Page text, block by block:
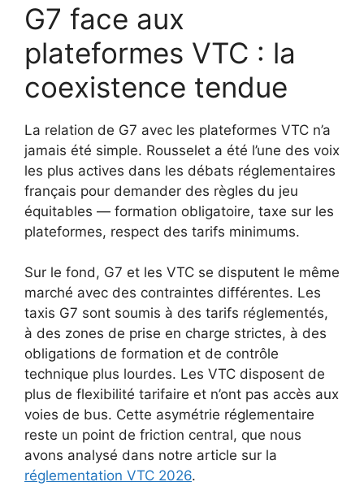
G7 face aux
plateformes VTC : la
coexistence tendue
La relation de G7 avec les plateformes VTC n’a
jamais été simple. Rousselet a été l’une des voix
les plus actives dans les débats réglementaires
français pour demander des règles du jeu
équitables — formation obligatoire, taxe sur les
plateformes, respect des tarifs minimums.
Sur le fond, G7 et les VTC se disputent le même
marché avec des contraintes différentes. Les
taxis G7 sont soumis à des tarifs réglementés,
à des zones de prise en charge strictes, à des
obligations de formation et de contrôle
technique plus lourdes. Les VTC disposent de
plus de flexibilité tarifaire et n’ont pas accès aux
voies de bus. Cette asymétrie réglementaire
reste un point de friction central, que nous
avons analysé dans notre article sur la
réglementation VTC 2026.